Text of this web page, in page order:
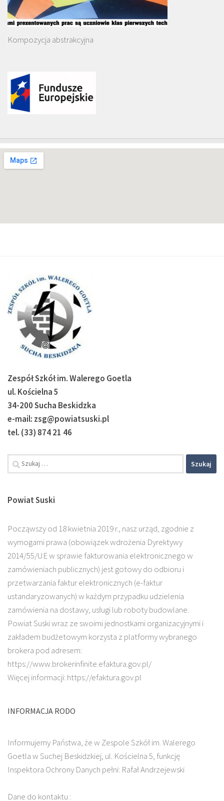
Kompozycja abstrakcyjna
Zespół Szkół im. Walerego Goetla
ul. Kościelna 5
34-200 Sucha Beskidzka
e-mail: zsg@powiatsuski.pl
tel. (33) 874 21 46
Szukaj:
Powiat Suski
Począwszy od 18 kwietnia 2019 r., nasz urząd, zgodnie z
wymogami prawa (obowiązek wdrożenia Dyrektywy
2014/55/UE w sprawie fakturowania elektronicznego w
zamówieniach publicznych) jest gotowy do odbioru i
przetwarzania faktur elektronicznych (e-faktur
ustandaryzowanych) w każdym przypadku udzielenia
zamówienia na dostawy, usługi lub roboty budowlane.
Powiat Suski wraz ze swoimi jednostkami organizacyjnymi i
zakładem budżetowym korzysta z platformy wybranego
brokera pod adresem:
https://www.brokerinfinite.efaktura.gov.pl/
Więcej informacji: https://efaktura.gov.pl
INFORMACJA RODO
Informujemy Państwa, że w Zespole Szkół im. Walerego
Goetla w Suchej Beskidzkiej, ul. Kościelna 5, funkcję
Inspektora Ochrony Danych pełni: Rafał Andrzejewski
Dane do kontaktu :